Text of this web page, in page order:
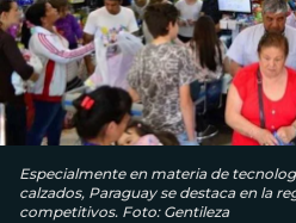
Especialmente en materia de
calzados, Paraguay se destaca en la
competitivos. Foto: Gentileza